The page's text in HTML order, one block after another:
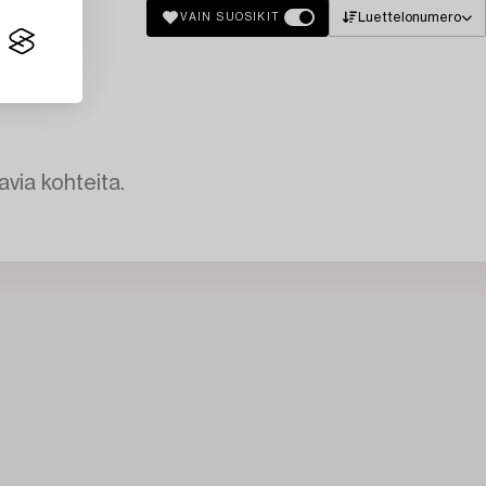
VAIN SUOSIKIT Luettelonumero
kohteita.